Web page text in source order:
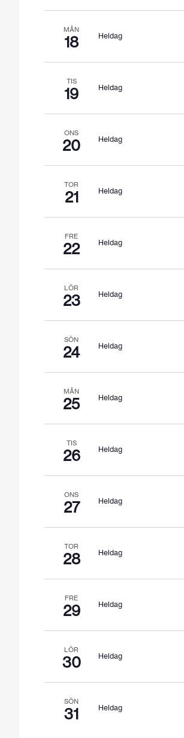
MÅN
18 Heldag
TIS
19 Heldag
ONS
20 Heldag
TOR
21 Heldag
FRE
22 Heldag
LÖR
23 Heldag
SÖN
24 Heldag
MÅN
25 Heldag
TIS
26 Heldag
ONS
27 Heldag
TOR
28 Heldag
FRE
29 Heldag
LÖR
30 Heldag
SÖN
31 Heldag